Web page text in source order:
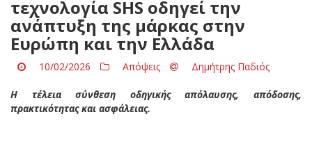
τεχνολογία SHS οδηγεί την
ανάπτυξη της μάρκας στην
Ευρώπη και την Ελλάδα
10/02/2026 Απόψεις Δημήτρης Παδιός
Η τέλεια σύνθεση οδηγικής απόλαυσης, απόδοσης,
πρακτικότητας και ασφάλειας.